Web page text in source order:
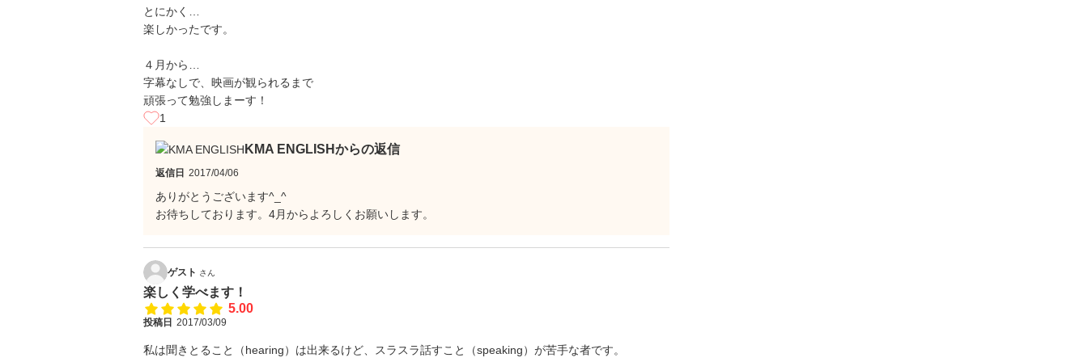
とにかく…
楽しかったです。
４月から…
字幕なしで、映画が観られるまで
頑張って勉強しまーす！
1
KMA ENGLISHからの返信
返信日 2017/04/06
ありがとうございます^_^
お待ちしております。4月からよろしくお願いします。
ゲスト さん
楽しく学べます！
5.00
投稿日 2017/03/09
私は聞きとること（hearing）は出来るけど、スラスラ話すこと（speaking）が苦手な者です。